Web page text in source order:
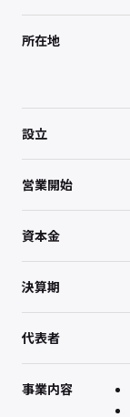
所在地
設立
営業開始
資本金
決算期
代表者
事業内容